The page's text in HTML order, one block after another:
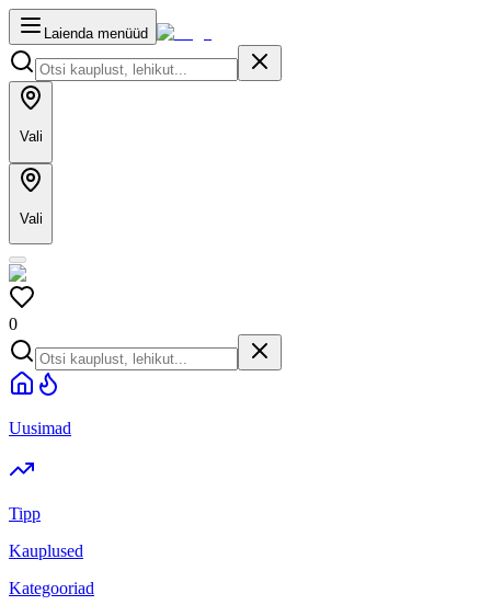
Laienda menüüd
Vali
Vali
0
Uusimad
Tipp
Kauplused
Kategooriad